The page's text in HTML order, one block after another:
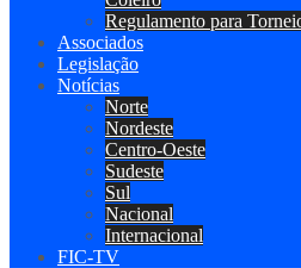
Regulamento para
Associados
Legislação
Notícias
Norte
Nordeste
Centro-Oeste
Sudeste
Sul
Nacional
Internacional
FIC-TV